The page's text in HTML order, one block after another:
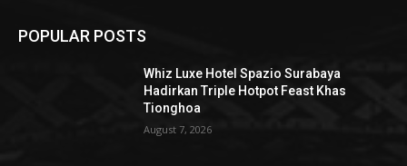
POPULAR POSTS
Whiz Luxe Hotel Spazio Surabaya
Hadirkan Triple Hotpot Feast Khas
Tionghoa
August 7, 2026